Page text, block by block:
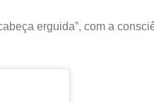
erguida”, com a